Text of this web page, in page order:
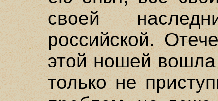
своей
российской.
этой ношей
только не